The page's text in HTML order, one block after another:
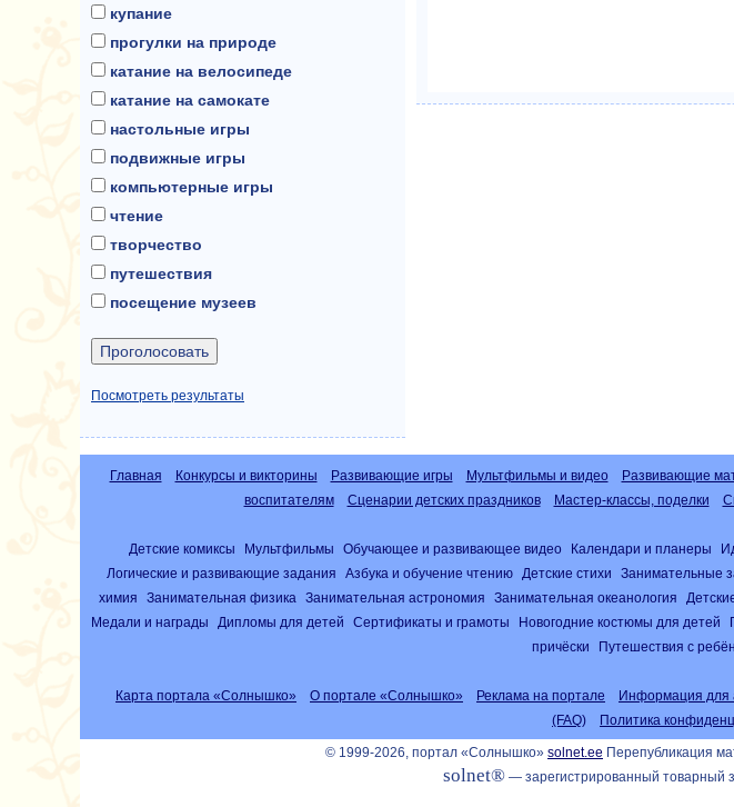
купание
прогулки на природе
катание на велосипеде
катание на самокате
настольные игры
подвижные игры
компьютерные игры
чтение
творчество
путешествия
посещение музеев
Посмотреть результаты
Главная Конкурсы и викторины Развивающие игры Мультфильмы и видео Развивающие
воспитателям
Сценарии детских праздников Мастер-классы, поделки
Детские комиксы Мультфильмы Обучающее и развивающее видео Календари и планеры
Логические и развивающие задания
Азбука и обучение чтению Детские стихи Занимательные
химия
Занимательная физика Занимательная астрономия Занимательная океанология
Медали и награды
Дипломы для детей Сертификаты и грамоты Новогодние костюмы для детей
причёски
Путешествия с
Карта портала «Солнышко» О портале «Солнышко» Реклама на портале Информация для
(FAQ)
Политика
© 1999-2026, портал «Солнышко» solnet.ee Перепубликация
solnet®— зарегистрированный товарный